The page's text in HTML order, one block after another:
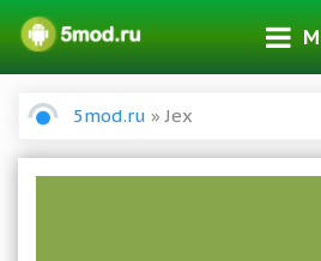
5mod.ru » Jex